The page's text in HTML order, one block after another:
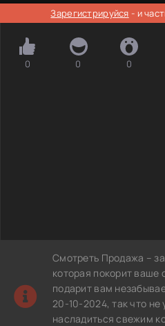
Зарегистрируйся - и
0 0 0
Смотреть Продажа –
которая покорит ваше
подарит вам
20-10-2024, так что не
насладиться свежим